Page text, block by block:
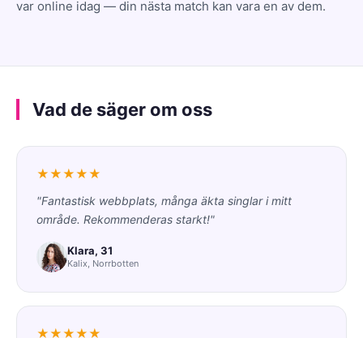
var online idag — din nästa match kan vara en av dem.
Vad de säger om oss
★★★★★
"Fantastisk webbplats, många äkta singlar i mitt
område. Rekommenderas starkt!"
Klara, 31
Kalix, Norrbotten
★★★★★